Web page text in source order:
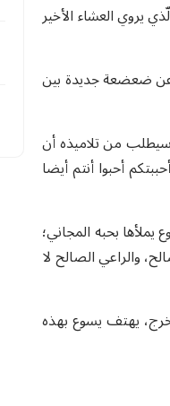
يوحنا، وهو الفصل الّذي يروي العشاء الأخير
الجديدة، وبعدها يعلن عن ضعضعة جديدة بين
سيطلب من تلاميذه أن
أحبوا أنتم أيضا
بحبه المجاني؛
والراعي الصالح لا
يهتف يسوع بهذه